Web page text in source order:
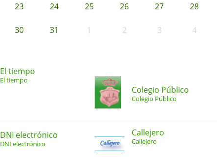
23 24 25 26 27 28
30 31 1 2 3 4
El tiempo
El tiempo
Colegio Público
Colegio Público
DNI electrónico
DNI electrónico
Callejero
Callejero